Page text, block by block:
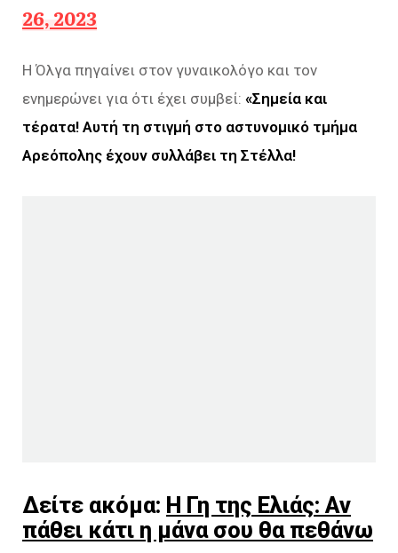
26, 2023
Η Όλγα πηγαίνει στον γυναικολόγο και τον
ενημερώνει για ότι έχει συμβεί: «Σημεία και
τέρατα! Αυτή τη στιγμή στο αστυνομικό τμήμα
Αρεόπολης έχουν συλλάβει τη Στέλλα!
Δείτε ακόμα: Η Γη της Ελιάς: Αν
πάθει κάτι η μάνα σου θα πεθάνω